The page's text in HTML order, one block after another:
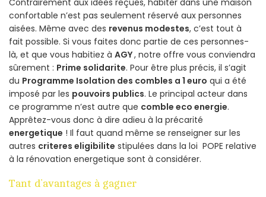
confortable n’est pas seulement réservé aux personnes
aisées. Même avec des revenus modestes, c’est tout à
fait possible. Si vous faites donc partie de ces personnes-
là, et que vous habitiez à AGY, notre offre vous conviendra
sûrement : Prime solidarite. Pour être plus précis, il s’agit
du Programme Isolation des combles a 1 euro qui a été
imposé par les pouvoirs publics. Le principal acteur dans
ce programme n’est autre que comble eco energie.
Apprêtez-vous donc à dire adieu à la précarité
energetique ! Il faut quand même se renseigner sur les
autres criteres eligibilite stipulées dans la loi POPE relative
à la rénovation energetique sont à considérer.
Tant d’avantages à gagner